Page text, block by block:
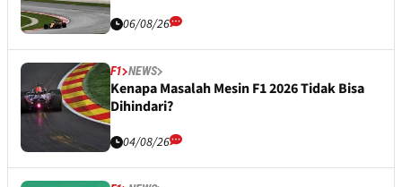
06/08/26
F1 NEWS
Kenapa Masalah Mesin F1 2026 Tidak Bisa
Dihindari?
04/08/26